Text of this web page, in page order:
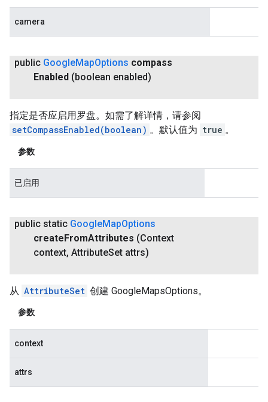
camera
public GoogleMapOptions compass
Enabled (boolean enabled)
指定是否应启用罗盘。如需了解详情，请参阅
setCompassEnabled(boolean) 。默认值为 true 。
参数
已启用
public static GoogleMapOptions
createFromAttributes (Context
context, AttributeSet attrs)
从 AttributeSet 创建 GoogleMapsOptions。
参数
context
attrs